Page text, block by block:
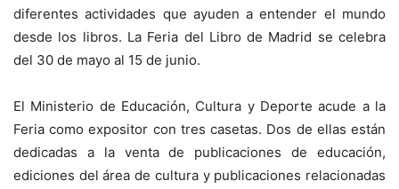
diferentes actividades que ayuden a entender el mundo
desde los libros. La Feria del Libro de Madrid se celebra
del 30 de mayo al 15 de junio.
El Ministerio de Educación, Cultura y Deporte acude a la
Feria como expositor con tres casetas. Dos de ellas están
dedicadas a la venta de publicaciones de educación,
ediciones del área de cultura y publicaciones relacionadas